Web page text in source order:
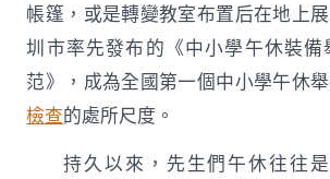
帳篷，或是轉變教室布置后在地上
圳市率先發布的《中小學午休裝
范》，成為全國第一個中小學午休
檢查的處所尺度。
持久以來，先生們午休往往